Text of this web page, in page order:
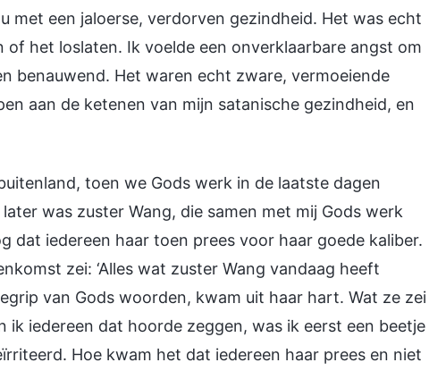
met een jaloerse, verdorven gezindheid. Het was echt
het loslaten. Ik voelde een onverklaarbare angst om
benauwend. Het waren echt zware, vermoeiende
aan de ketenen van mijn satanische gezindheid, en
toen we Gods werk in de laatste dagen
was zuster Wang, die samen met mij Gods werk
dat iedereen haar toen prees voor haar goede kaliber.
zei: ‘Alles wat zuster Wang vandaag heeft
van Gods woorden, kwam uit haar hart. Wat ze zei
ik iedereen dat hoorde zeggen, was ik eerst een beetje
Hoe kwam het dat iedereen haar prees en niet